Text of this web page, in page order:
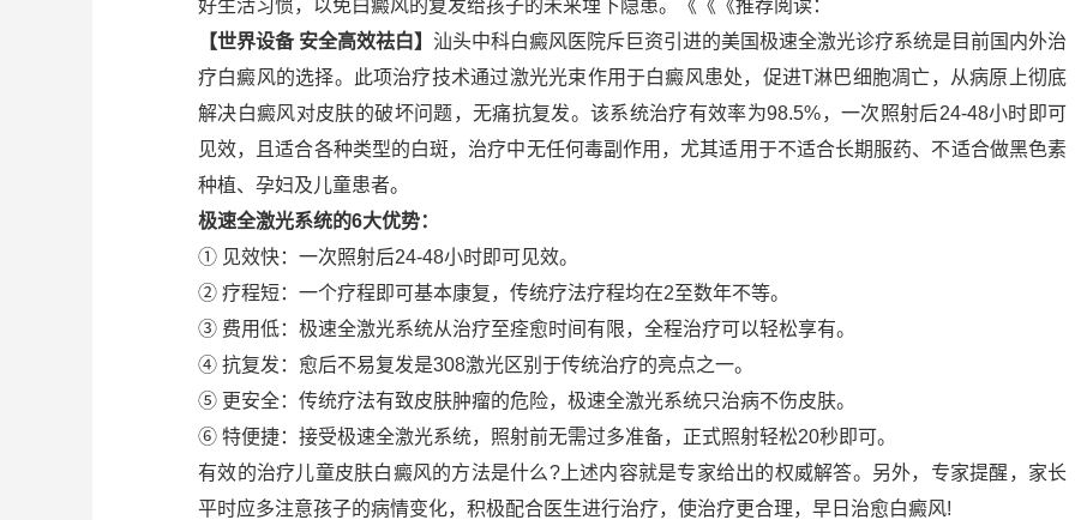
好生活习惯，以免白癜风的复发给孩子的未来埋下隐患。《《《推荐阅读：
【世界设备 安全高效祛白】 汕头中科白癜风医院斥巨资引进的美国极速全激光诊疗系统是目前国内外治
疗白癜风的选择。此项治疗技术通过激光光束作用于白癜风患处，促进T淋巴细胞凋亡，从病原上彻底
解决白癜风对皮肤的破坏问题，无痛抗复发。该系统治疗有效率为98.5%，一次照射后24-48小时即可
见效，且适合各种类型的白斑，治疗中无任何毒副作用，尤其适用于不适合长期服药、不适合做黑色素
种植、孕妇及儿童患者。
极速全激光系统的6大优势：
① 见效快：一次照射后24-48小时即可见效。
② 疗程短：一个疗程即可基本康复，传统疗法疗程均在2至数年不等。
③ 费用低：极速全激光系统从治疗至痊愈时间有限，全程治疗可以轻松享有。
④ 抗复发：愈后不易复发是308激光区别于传统治疗的亮点之一。
⑤ 更安全：传统疗法有致皮肤肿瘤的危险，极速全激光系统只治病不伤皮肤。
⑥ 特便捷：接受极速全激光系统，照射前无需过多准备，正式照射轻松20秒即可。
有效的治疗儿童皮肤白癜风的方法是什么?上述内容就是专家给出的权威解答。另外，专家提醒，家长
平时应多注意孩子的病情变化，积极配合医生进行治疗，使治疗更合理，早日治愈白癜风!